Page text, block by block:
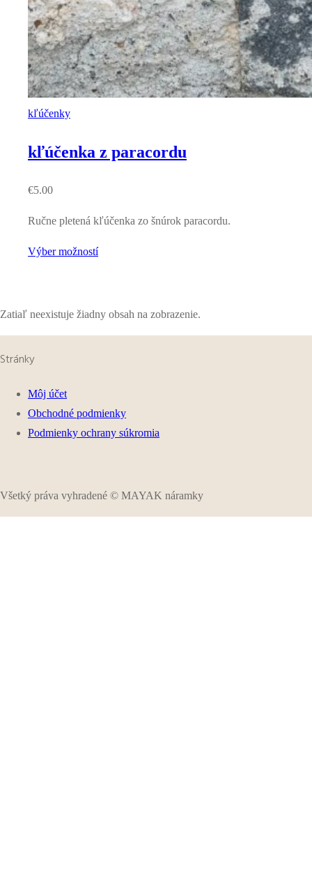
kľúčenky
kľúčenka z paracordu
€5.00
Ručne pletená kľúčenka zo šnúrok paracordu.
Výber možností
Zatiaľ neexistuje žiadny obsah na zobrazenie.
Stránky
Môj účet
Obchodné podmienky
Podmienky ochrany súkromia
Všetký práva vyhradené © MAYAK náramky